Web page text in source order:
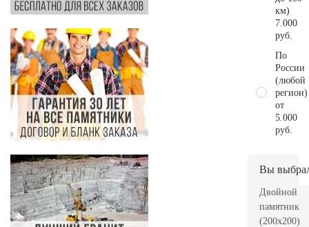
км)
7.000
руб.
По
России
(любой
регион)
от
5.000
руб.
Вы
Двойной
памятник
(200х200)